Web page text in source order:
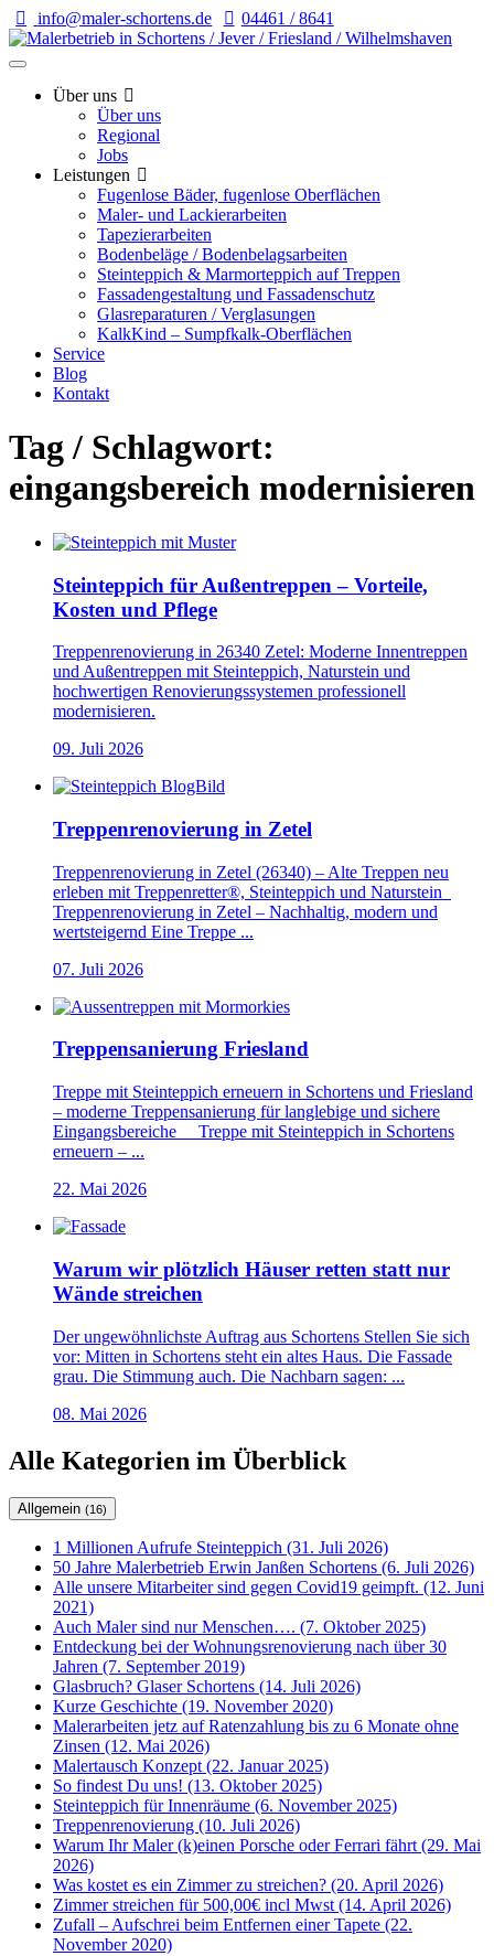
info@maler-schortens.de 04461 / 8641
Über uns
Über uns
Regional
Jobs
Leistungen
Fugenlose Bäder, fugenlose Oberflächen
Maler- und Lackierarbeiten
Tapezierarbeiten
Bodenbeläge / Bodenbelagsarbeiten
Steinteppich & Marmorteppich auf Treppen
Fassadengestaltung und Fassadenschutz
Glasreparaturen / Verglasungen
KalkKind – Sumpfkalk-Oberflächen
Service
Blog
Kontakt
Tag / Schlagwort:
eingangsbereich modernisieren
Steinteppich für Außentreppen – Vorteile,
Kosten und Pflege
Treppenrenovierung in 26340 Zetel: Moderne Innentreppen
und Außentreppen mit Steinteppich, Naturstein und
hochwertigen Renovierungssystemen professionell
modernisieren.
09. Juli 2026
Treppenrenovierung in Zetel
Treppenrenovierung in Zetel (26340) – Alte Treppen neu
erleben mit Treppenretter®, Steinteppich und Naturstein
Treppenrenovierung in Zetel – Nachhaltig, modern und
wertsteigernd Eine Treppe ...
07. Juli 2026
Treppensanierung Friesland
Treppe mit Steinteppich erneuern in Schortens und Friesland
– moderne Treppensanierung für langlebige und sichere
Eingangsbereiche Treppe mit Steinteppich in Schortens
erneuern – ...
22. Mai 2026
Warum wir plötzlich Häuser retten statt nur
Wände streichen
Der ungewöhnlichste Auftrag aus Schortens Stellen Sie sich
vor: Mitten in Schortens steht ein altes Haus. Die Fassade
grau. Die Stimmung auch. Die Nachbarn sagen: ...
08. Mai 2026
Alle Kategorien im Überblick
Allgemein (16)
1 Millionen Aufrufe Steinteppich (31. Juli 2026)
50 Jahre Malerbetrieb Erwin Janßen Schortens (6. Juli 2026)
Alle unsere Mitarbeiter sind gegen Covid19 geimpft. (12. Juni
2021)
Auch Maler sind nur Menschen…. (7. Oktober 2025)
Entdeckung bei der Wohnungsrenovierung nach über 30
Jahren (7. September 2019)
Glasbruch? Glaser Schortens (14. Juli 2026)
Kurze Geschichte (19. November 2020)
Malerarbeiten jetz auf Ratenzahlung bis zu 6 Monate ohne
Zinsen (12. Mai 2026)
Malertausch Konzept (22. Januar 2025)
So findest Du uns! (13. Oktober 2025)
Steinteppich für Innenräume (6. November 2025)
Treppenrenovierung (10. Juli 2026)
Warum Ihr Maler (k)einen Porsche oder Ferrari fährt (29. Mai
2026)
Was kostet es ein Zimmer zu streichen? (20. April 2026)
Zimmer streichen für 500,00€ incl Mwst (14. April 2026)
Zufall – Aufschrei beim Entfernen einer Tapete (22.
November 2020)